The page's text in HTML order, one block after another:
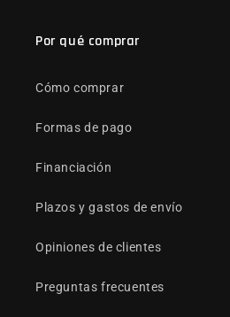
Por qué comprar
Cómo comprar
Formas de pago
Financiación
Plazos y gastos de envío
Opiniones de clientes
Preguntas frecuentes